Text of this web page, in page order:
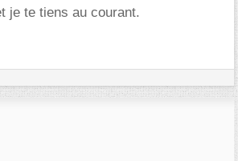
je te tiens au courant.